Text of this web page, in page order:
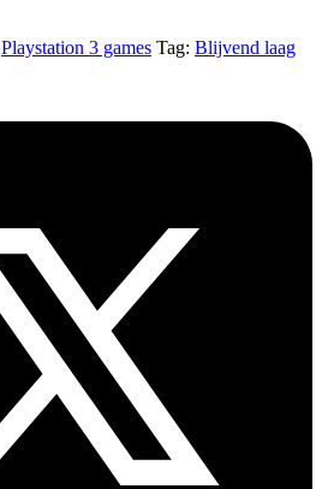
Playstation 3 games Tag: Blijvend laag